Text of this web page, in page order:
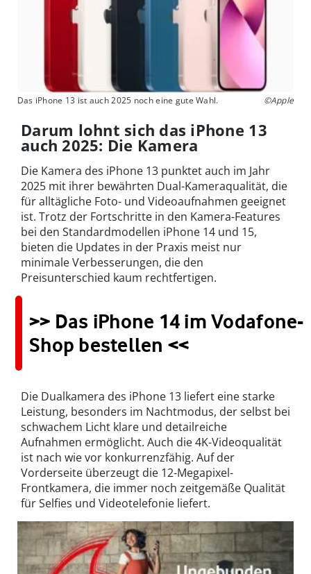
Das iPhone 13 ist auch 2025 noch eine gute Wahl. ©Apple
Darum lohnt sich das iPhone 13
auch 2025: Die Kamera
Die Kamera des iPhone 13 punktet auch im Jahr
2025 mit ihrer bewährten Dual-Kameraqualität, die
für alltägliche Foto- und Videoaufnahmen geeignet
ist. Trotz der Fortschritte in den Kamera-Features
bei den Standardmodellen iPhone 14 und 15,
bieten die Updates in der Praxis meist nur
minimale Verbesserungen, die den
Preisunterschied kaum rechtfertigen.
>> Das iPhone 14 im Vodafone-
Shop bestellen <<
Die Dualkamera des iPhone 13 liefert eine starke
Leistung, besonders im Nachtmodus, der selbst bei
schwachem Licht klare und detailreiche
Aufnahmen ermöglicht. Auch die 4K-Videoqualität
ist nach wie vor konkurrenzfähig. Auf der
Vorderseite überzeugt die 12-Megapixel-
Frontkamera, die immer noch zeitgemäße Qualität
für Selfies und Videotelefonie liefert.